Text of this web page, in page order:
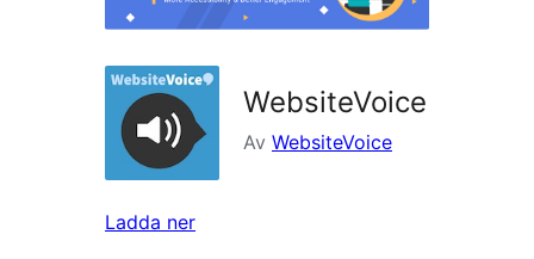
WebsiteVoice
Av WebsiteVoice
Ladda ner